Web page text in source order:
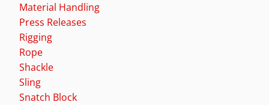
Material Handling
Press Releases
Rigging
Rope
Shackle
Sling
Snatch Block